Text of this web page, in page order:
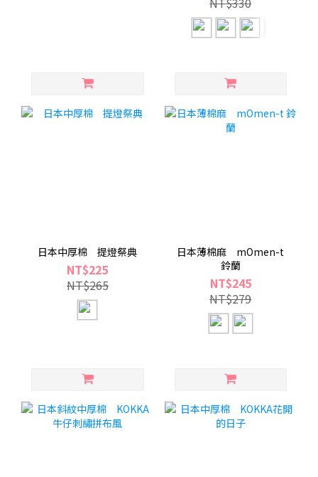
日本中厚棉 提燈祭典
NT$225
NT$265
日本薄棉麻 mOmen-t
鈴蘭
NT$245
NT$279